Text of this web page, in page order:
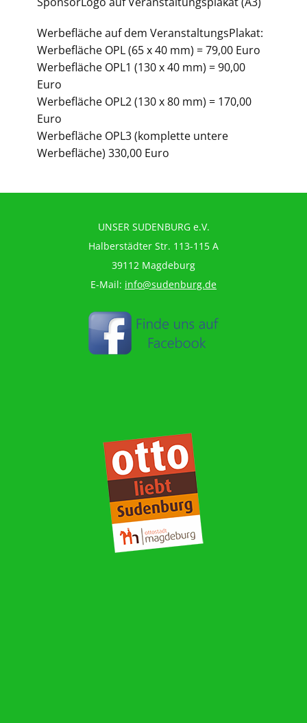
Werbefläche auf dem VeranstaltungsPlakat:
Werbefläche OPL (65 x 40 mm) = 79,00 Euro
Werbefläche OPL1 (130 x 40 mm) = 90,00
Euro
Werbefläche OPL2 (130 x 80 mm) = 170,00
Euro
Werbefläche OPL3 (komplette untere
Werbefläche) 330,00 Euro
UNSER SUDENBURG e.V.
Halberstädter Str. 113-115 A
39112 Magdeburg
E-Mail: info@sudenburg.de